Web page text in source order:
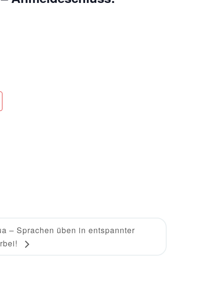
– Sprachen üben in entspannter